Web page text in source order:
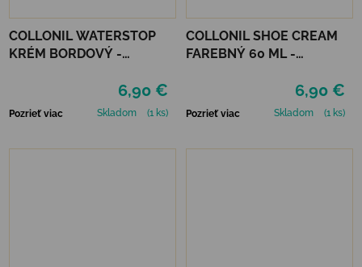
COLLONIL WATERSTOP
KRÉM BORDOVÝ -
6,90 €
Pozrieť viac Skladom (1 ks)
COLLONIL SHOE CREAM
FAREBNÝ 60 ML -
6,90 €
Pozrieť viac Skladom (1 ks)